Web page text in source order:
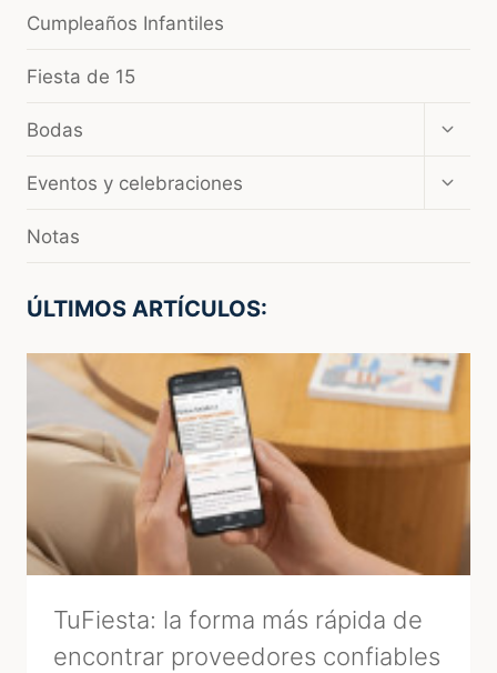
Cumpleaños Infantiles
Fiesta de 15
Bodas
hijo
Eventos y celebraciones
Notas
ÚLTIMOS ARTÍCULOS:
TuFiesta: la forma más rápida de
encontrar proveedores confiables